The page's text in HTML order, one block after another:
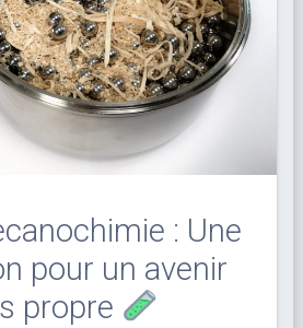
: Une
pour un avenir
propre